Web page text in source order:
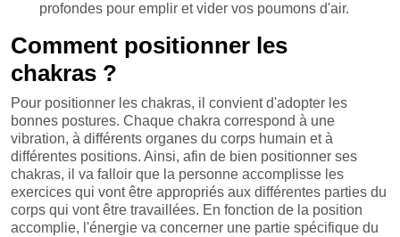
profondes pour emplir et vider vos poumons d'air.
Comment positionner les
chakras ?
Pour positionner les chakras, il convient d'adopter les
bonnes postures. Chaque chakra correspond à une
vibration, à différents organes du corps humain et à
différentes positions. Ainsi, afin de bien positionner ses
chakras, il va falloir que la personne accomplisse les
exercices qui vont être appropriés aux différentes parties du
corps qui vont être travaillées. En fonction de la position
accomplie, l'énergie va concerner une partie spécifique du